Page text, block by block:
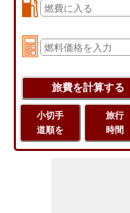
小切手
道順を
旅行
時間